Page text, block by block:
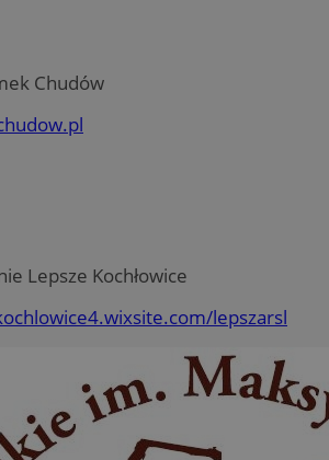
Chudów
Lepsze Kochłowice
lepszarsl